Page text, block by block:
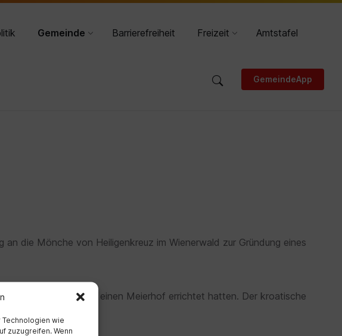
wie
zuzugreifen. Wenn
Gemeinde Barrierefreiheit Freizeit
Amtstafel
GemeindeApp
die Mönche von Heiligenkreuz im Wienerwald zur Gründung eines
Zisterzienser hier einen Meierhof errichtet hatten. Der kroatische